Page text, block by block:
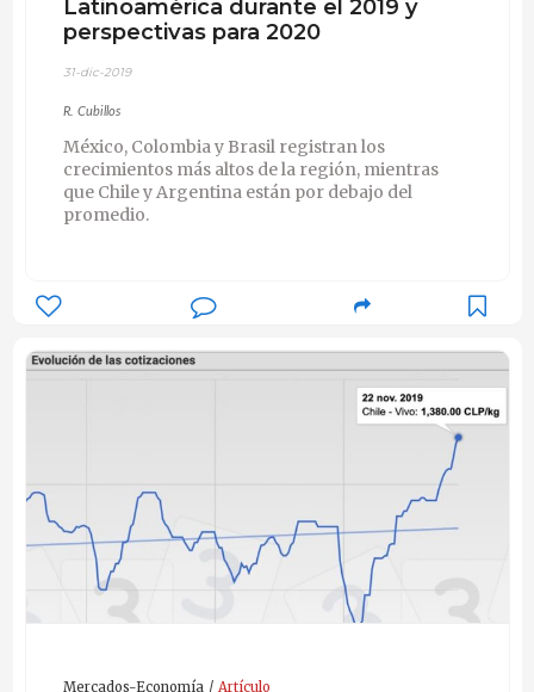
Latinoamérica durante el 2019 y
perspectivas para 2020
31-dic-2019
R. Cubillos
México, Colombia y Brasil registran los
crecimientos más altos de la región, mientras
que Chile y Argentina están por debajo del
promedio.
Mercados-Economía Artículo